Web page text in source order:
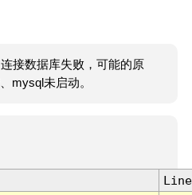
接数据库失败，可能的原
mysql未启动。
Line